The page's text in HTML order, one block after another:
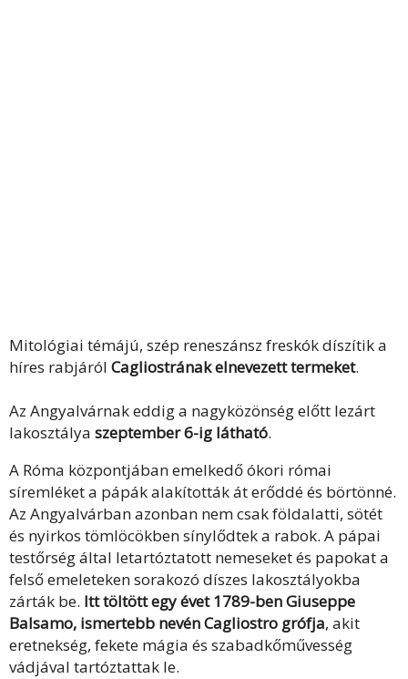
Mitológiai témájú, szép reneszánsz freskók díszítik a
híres rabjáról Cagliostrának elnevezett termeket.
Az Angyalvárnak eddig a nagyközönség előtt lezárt
lakosztálya szeptember 6-ig látható.
A Róma központjában emelkedő ókori római
síremléket a pápák alakították át erőddé és börtönné.
Az Angyalvárban azonban nem csak földalatti, sötét
és nyirkos tömlöcökben sínylődtek a rabok. A pápai
testőrség által letartóztatott nemeseket és papokat a
felső emeleteken sorakozó díszes lakosztályokba
zárták be. Itt töltött egy évet 1789-ben Giuseppe
Balsamo, ismertebb nevén Cagliostro grófja, akit
eretnekség, fekete mágia és szabadkőművesség
vádjával tartóztattak le.